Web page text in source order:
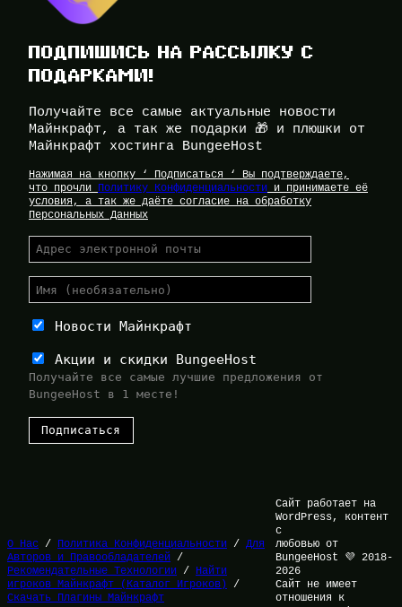
ПОДПИШИСЬ НА РАССЫЛКУ С
ПОДАРКАМИ!
Получайте все самые актуальные новости
Майнкрафт, а так же подарки 🎁 и плюшки от
Майнкрафт хостинга BungeeHost
Нажимая на кнопку ‘ Подписаться ‘ Вы подтверждаете,
что прочли Политику Конфиденциальности и принимаете её
условия, а так же даёте согласие на обработку
Персональных Данных
Новости Майнкрафт
Акции и скидки BungeeHost
Получайте все самые лучшие предложения от
BungeeHost в 1 месте!
О Нас / Политика Конфиденциальности / Для
Авторов и Правообладателей /
Рекомендательные Технологии / Найти
игроков Майнкрафт (Каталог Игроков) /
Скачать Плагины Майнкрафт
Сайт работает на
WordPress, контент
с
любовью от
BungeeHost 💜 2018-
2026
Сайт не имеет
отношения к